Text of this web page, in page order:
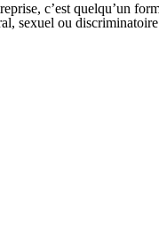
c’est quelqu’un
sexuel ou